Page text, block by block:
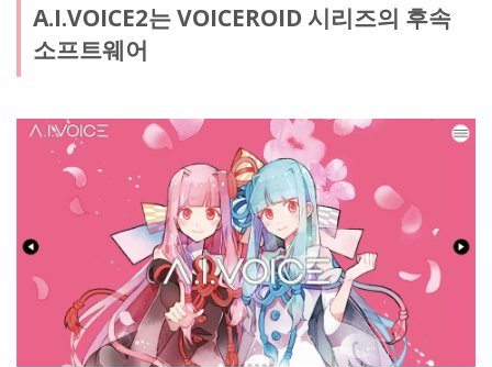
A.I.VOICE2는 VOICEROID 시리즈의 후속
소프트웨어